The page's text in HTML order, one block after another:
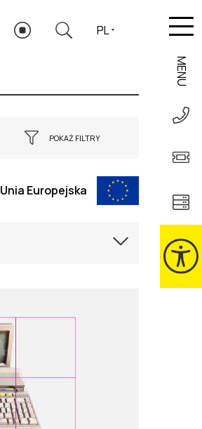
PL
MENU
POKAŻ FILTRY
Unia Europejska